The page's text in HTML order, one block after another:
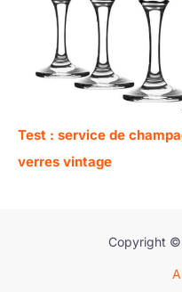
Test : service de
verres vintage
Copyright